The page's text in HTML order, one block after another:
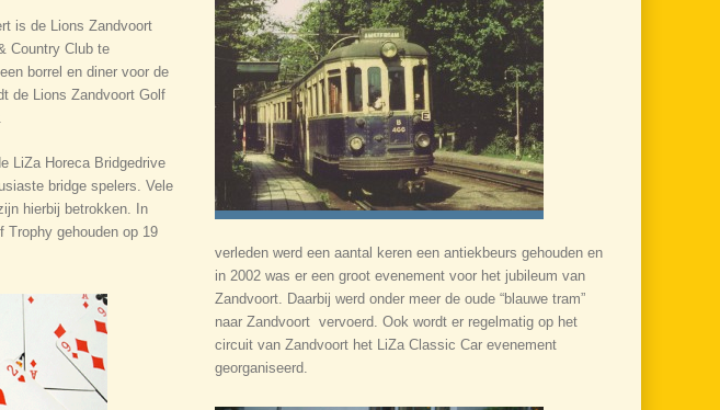
is de Lions Zandvoort
Country Club te
borrel en diner voor de
de Lions Zandvoort Golf
LiZa Horeca Bridgedrive
bridge spelers. Vele
hierbij betrokken. In
Trophy gehouden op 19
verleden werd een aantal keren een antiekbeurs gehouden en
in 2002 was er een groot evenement voor het jubileum van
Zandvoort. Daarbij werd onder meer de oude “blauwe tram”
naar Zandvoort vervoerd. Ook wordt er regelmatig op het
circuit van Zandvoort het LiZa Classic Car evenement
georganiseerd.